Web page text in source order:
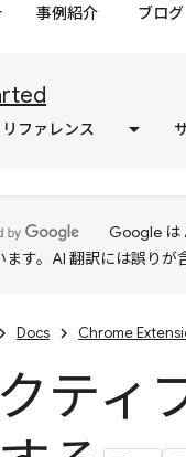
事例紹介 ブログ
リファレンス
Google は
ます。AI 翻訳には誤りが
Docs Chrome
ティ